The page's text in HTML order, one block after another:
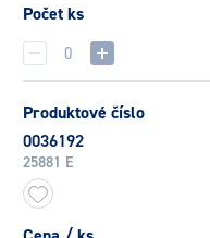
Počet ks
Produktové číslo
0036192
25881 E